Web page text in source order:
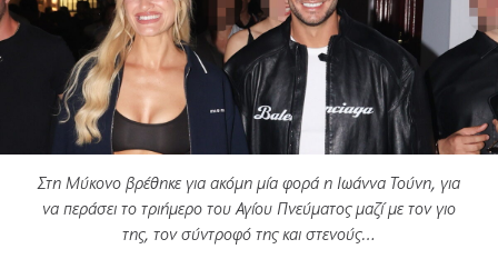
Στη Μύκονο βρέθηκε για ακόμη μία φορά η Ιωάννα Τούνη, για
να περάσει το τριήμερο του Αγίου Πνεύματος μαζί με τον γιο
της, τον σύντροφό της και στενούς…